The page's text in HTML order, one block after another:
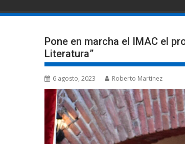
Pone en marcha el IMAC el
Literatura”
6 agosto, 2023 Roberto Martinez